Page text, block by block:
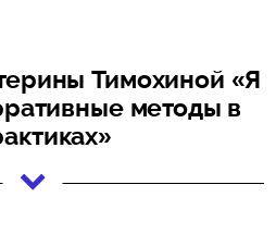
Тимохиной «Я
методы в